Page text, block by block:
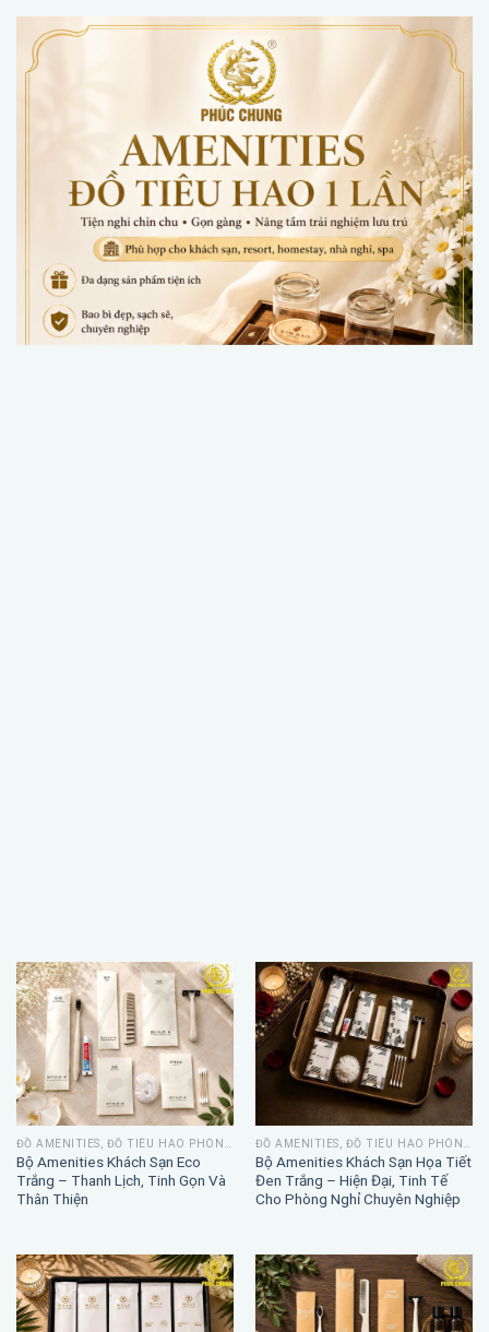
Bộ Amenities Khách Sạn Eco
Trắng – Thanh Lịch, Tinh Gọn Và
Thân Thiện
Bộ Amenities Khách Sạn Họa Tiết
Đen Trắng – Hiện Đại, Tinh Tế
Cho Phòng Nghỉ Chuyên Nghiệp